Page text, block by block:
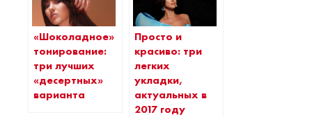
«Шоколадное»
тонирование:
три лучших
«десертных»
варианта
Просто и
красиво: три
легких
укладки,
актуальных в
2017 году